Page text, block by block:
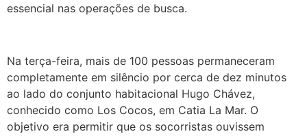
essencial nas operações de busca.
Na terça-feira, mais de 100 pessoas permaneceram
completamente em silêncio por cerca de dez minutos
ao lado do conjunto habitacional Hugo Chávez,
conhecido como Los Cocos, em Catia La Mar. O
objetivo era permitir que os socorristas ouvissem